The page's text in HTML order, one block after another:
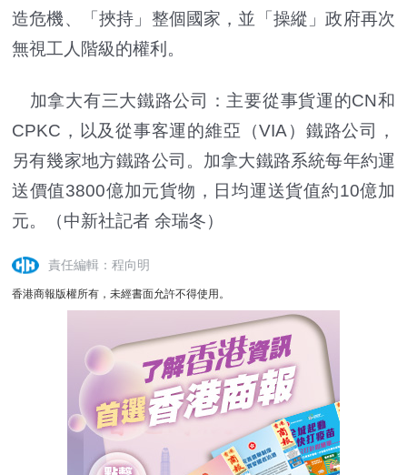
造危機、「挾持」整個國家，並「操縱」政府再次
無視工人階級的權利。
加拿大有三大鐵路公司：主要從事貨運的CN和
CPKC，以及從事客運的維亞（VIA）鐵路公司，
另有幾家地方鐵路公司。加拿大鐵路系統每年約運
送價值3800億加元貨物，日均運送貨值約10億加
元。（中新社記者 余瑞冬）
責任編輯：程向明
香港商報版權所有，未經書面允許不得使用。